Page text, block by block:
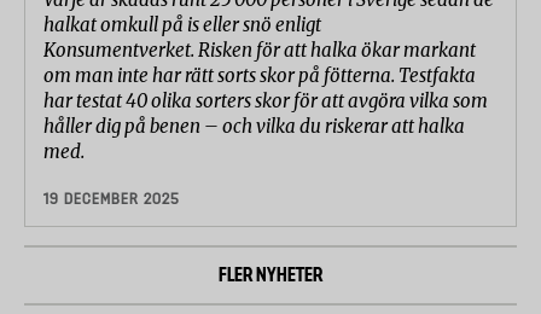
halkat omkull på is eller snö enligt
Konsumentverket. Risken för att halka ökar markant
om man inte har rätt sorts skor på fötterna. Testfakta
har testat 40 olika sorters skor för att avgöra vilka som
håller dig på benen – och vilka du riskerar att halka
med.
19 DECEMBER 2025
FLER NYHETER